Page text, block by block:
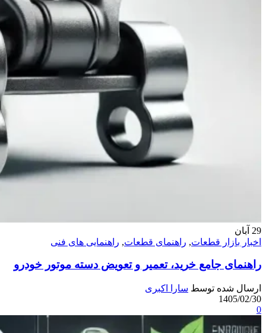
29 آبان
اخبار بازار قطعات, راهنمای قطعات, راهنمایی های فنی
راهنمای جامع خرید، تعمیر و تعویض دسته موتور خودرو
ارسال شده توسط سارا اکبری
1405/02/30
0